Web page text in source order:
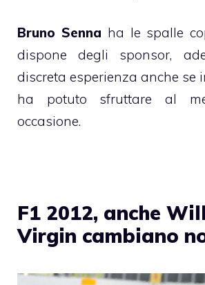
Bruno Senna ha le spalle
dispone degli sponsor,
discreta esperienza anche se
ha potuto sfruttare al
occasione.
F1 2012, anche
Virgin cambiano